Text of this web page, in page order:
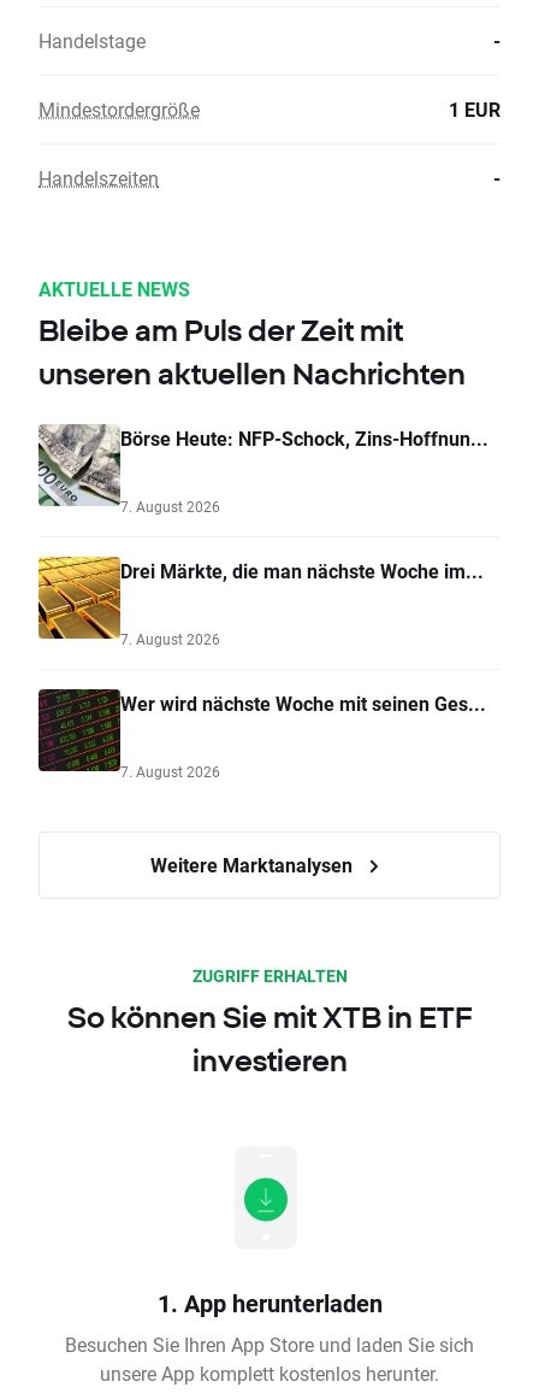
Handelstage -
Mindestordergröße 1 EUR
Handelszeiten -
AKTUELLE NEWS
Bleibe am Puls der Zeit mit
unseren aktuellen Nachrichten
Börse Heute: NFP-Schock, Zins-Hoffnun...
7. August 2026
Drei Märkte, die man nächste Woche im...
7. August 2026
Wer wird nächste Woche mit seinen Ges...
7. August 2026
Weitere Marktanalysen
ZUGRIFF ERHALTEN
So können Sie mit XTB in ETF
investieren
1. App herunterladen
Besuchen Sie Ihren App Store und laden Sie sich
unsere App komplett kostenlos herunter.